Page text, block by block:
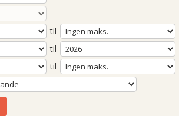
til
til
til